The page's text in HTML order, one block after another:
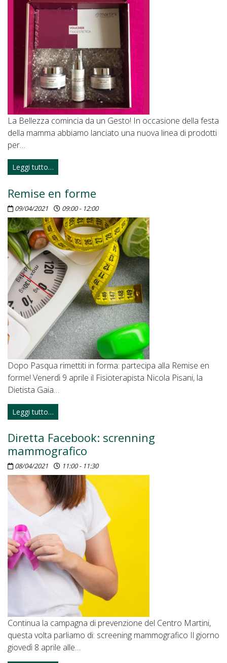
La Bellezza comincia da un Gesto! In occasione della festa
della mamma abbiamo lanciato una nuova linea di prodotti
per…
Leggi tutto…
Remise en forme
09/04/2021 09:00 - 12:00
Dopo Pasqua rimettiti in forma: partecipa alla Remise en
forme! Venerdì 9 aprile il Fisioterapista Nicola Pisani, la
Dietista Gaia…
Leggi tutto…
Diretta Facebook: screnning
mammografico
08/04/2021 11:00 - 11:30
Continua la campagna di prevenzione del Centro Martini,
questa volta parliamo di: screening mammografico Il giorno
giovedì 8 aprile alle…